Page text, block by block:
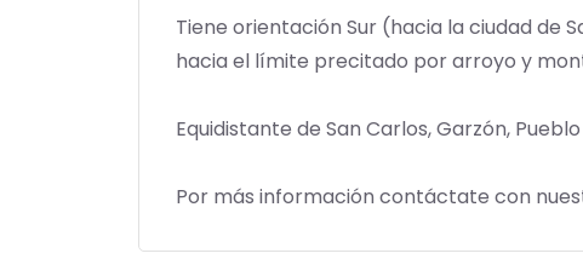
Tiene orientación Sur (hacia la ciudad de
hacia el límite precitado por arroyo y
Equidistante de San Carlos, Garzón,
Por más información contáctate con